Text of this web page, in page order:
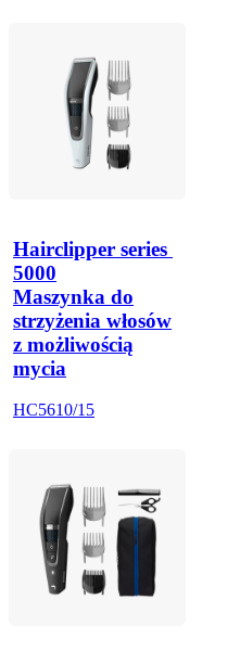
Hairclipper series
5000
Maszynka do
strzyżenia włosów
z możliwością
mycia
HC5610/15